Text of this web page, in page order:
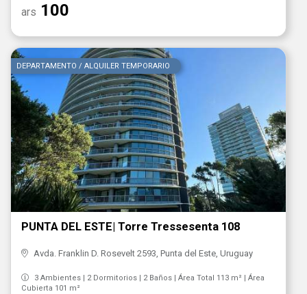
ars 100
DEPARTAMENTO / ALQUILER TEMPORARIO
PUNTA DEL ESTE| Torre Tressesenta 108
Avda. Franklin D. Rosevelt 2593, Punta del Este, Uruguay
3 Ambientes | 2 Dormitorios | 2 Baños | Área Total 113 m² | Área
Cubierta 101 m²